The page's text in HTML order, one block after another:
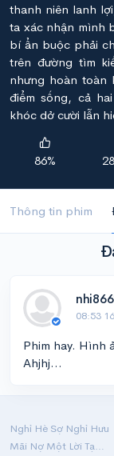
thanh niên lanh
ta xác nhận mình
bí ẩn buộc phải
trên đường tìm
nhưng hoàn toàn
điểm sống, cả
khóc dở cười lẫn
86%
Thông tin phim
08:53
Phim hay. Hình
Ahjhj...
Nghỉ Hè Sợ Nghỉ Hưu
Mãi Nợ Một Lời Tạm Biệt